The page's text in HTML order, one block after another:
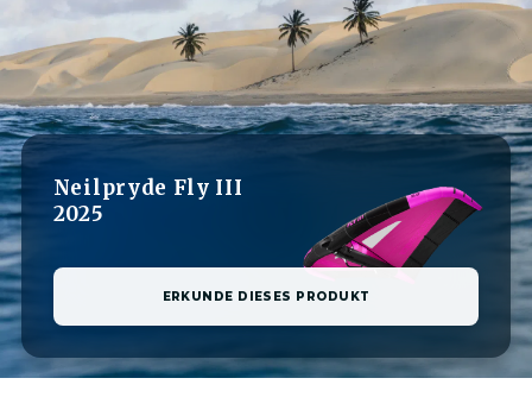
Neilpryde Fly III
2025
ERKUNDE DIESES PRODUKT